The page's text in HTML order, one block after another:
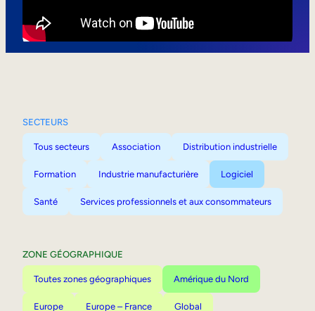
SECTEURS
Tous secteurs Association Distribution industrielle
Formation Industrie manufacturière Logiciel
Santé Services professionnels et aux consommateurs
ZONE GÉOGRAPHIQUE
Toutes zones géographiques Amérique du Nord
Europe Europe – France Global